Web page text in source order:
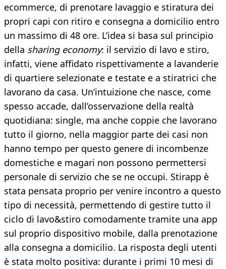
ecommerce, di prenotare lavaggio e stiratura dei
propri capi con ritiro e consegna a domicilio entro
un massimo di 48 ore. L’idea si basa sul principio
della sharing economy: il servizio di lavo e stiro,
infatti, viene affidato rispettivamente a lavanderie
di quartiere selezionate e testate e a stiratrici che
lavorano da casa. Un’intuizione che nasce, come
spesso accade, dall’osservazione della realtà
quotidiana: single, ma anche coppie che lavorano
tutto il giorno, nella maggior parte dei casi non
hanno tempo per questo genere di incombenze
domestiche e magari non possono permettersi
personale di servizio che se ne occupi. Stirapp è
stata pensata proprio per venire incontro a questo
tipo di necessità, permettendo di gestire tutto il
ciclo di lavo&stiro comodamente tramite una app
sul proprio dispositivo mobile, dalla prenotazione
alla consegna a domicilio. La risposta degli utenti
è stata molto positiva: durante i primi 10 mesi di